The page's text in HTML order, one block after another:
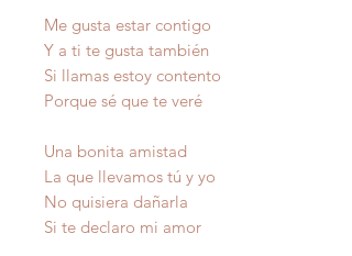
Me gusta estar contigo
Y a ti te gusta también
Si llamas estoy contento
Porque sé que te veré
Una bonita amistad
La que llevamos tú y yo
No quisiera dañarla
Si te declaro mi amor